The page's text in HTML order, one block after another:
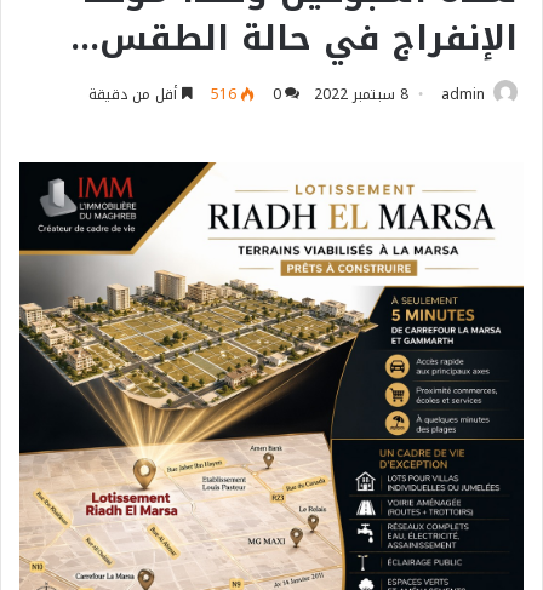
الإنفراج في حالة الطقس…
admin 8 سبتمبر 2022 0
516 أقل من دقيقة